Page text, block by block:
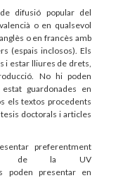
difusió popular del
o en qualsevol
o en francès amb
(espais inclosos). Els
i estar lliures de drets,
No hi poden
guardonades en
els textos procedents
doctorals i articles
preferentment
de la UV
poden presentar en